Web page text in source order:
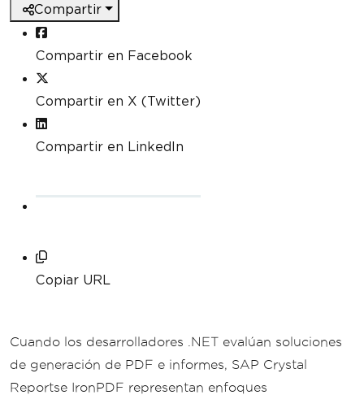
Compartir
Compartir en Facebook
Compartir en X (Twitter)
Compartir en LinkedIn
Copiar URL
Cuando los desarrolladores .NET evalúan soluciones
de generación de PDF e informes, SAP Crystal
Reportse IronPDF representan enfoques